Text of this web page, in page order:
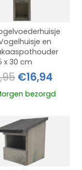
en
x 30 cm
prijs
€18,95.
€16,94
prijs
bezorgd